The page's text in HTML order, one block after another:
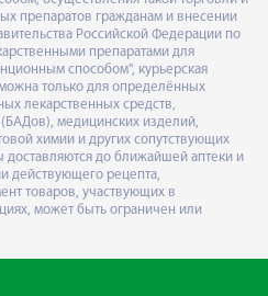
препаратов гражданам и внесении
Российской Федерации по
препаратами для
способом", курьерская
только для определённых
лекарственных средств,
медицинских изделий,
химии и других сопутствующих
доставляются до ближайшей аптеки и
действующего рецепта,
товаров, участвующих в
может быть ограничен или